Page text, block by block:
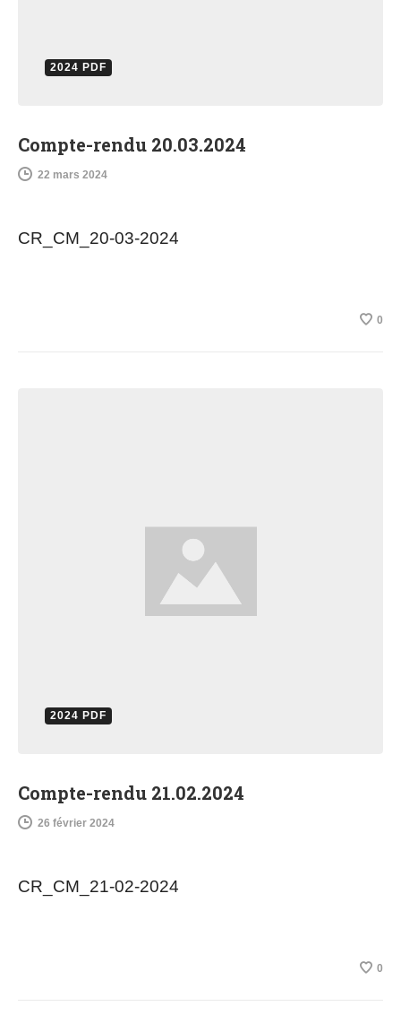
2024 PDF
Compte-rendu 20.03.2024
22 mars 2024
CR_CM_20-03-2024
0
2024 PDF
Compte-rendu 21.02.2024
26 février 2024
CR_CM_21-02-2024
0